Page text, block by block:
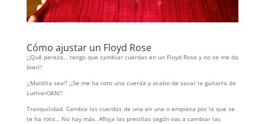
Cómo ajustar un Floyd Rose
¡¡Qué pereza… tengo que cambiar cuerdas en un Floyd Rose y no se me da
bien!!
¡¡Maldita sea!! ¡¡Se me ha roto una cuerda y acabo de sacar la guitarra de
LuthierGKN!!
Tranquilidad. Cambia las cuerdas de una en una o empieza por la que se
te ha roto… No hay más. Afloja las presillas según vas a cambiar las